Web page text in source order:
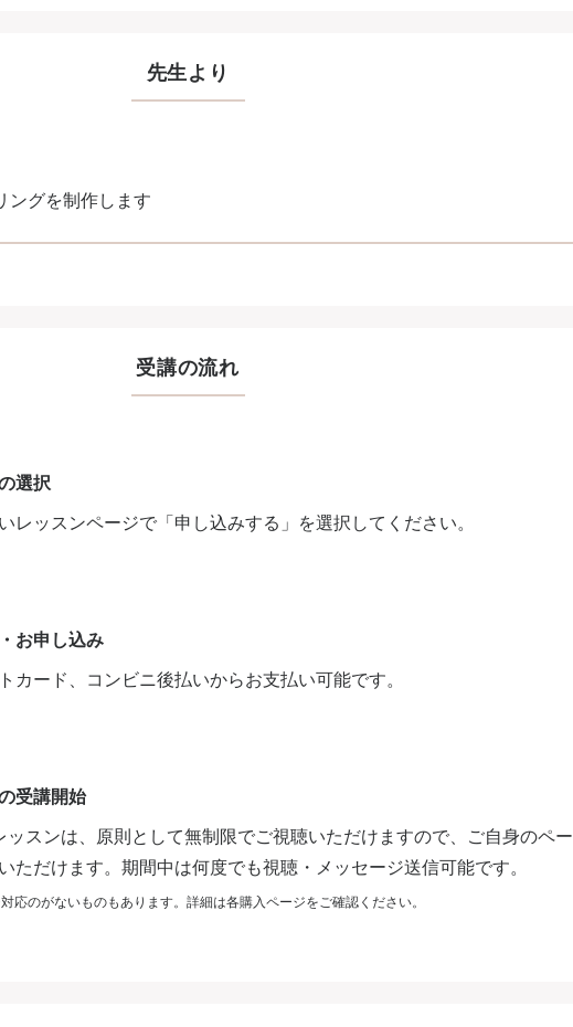
先生より
ングを制作します
受講の流れ
選択
レッスンページで「申し込みする」を選択してください。
お申し込み
カード、コンビニ後払いからお支払い可能です。
受講開始
ッスンは、原則として無制限でご視聴いただけますので、ご自身のペー
ただけます。期間中は何度でも視聴・メッセージ送信可能です。
応のがないものもあります。詳細は各購入ページをご確認ください。